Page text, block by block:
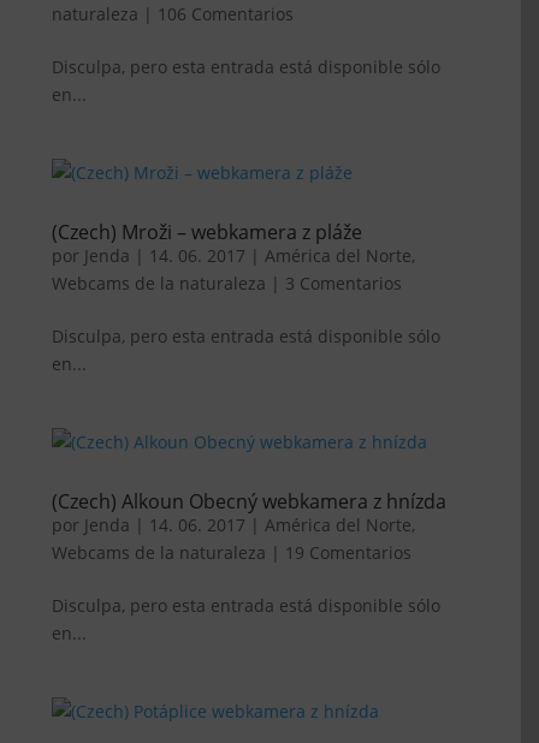
naturaleza | 106 Comentarios
Disculpa, pero esta entrada está disponible sólo
en...
(Czech) Mroži – webkamera z pláže
por Jenda | 14. 06. 2017 |América del Norte,
Webcams de la naturaleza | 3 Comentarios
Disculpa, pero esta entrada está disponible sólo
en...
(Czech) Alkoun Obecný webkamera z hnízda
por Jenda | 14. 06. 2017 |América del Norte,
Webcams de la naturaleza | 19 Comentarios
Disculpa, pero esta entrada está disponible sólo
en...